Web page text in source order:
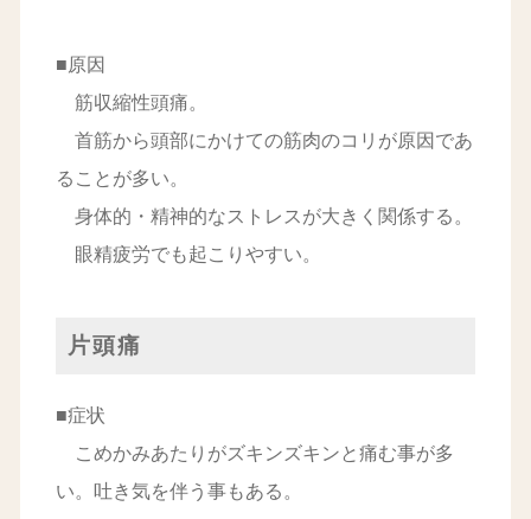
■原因
筋収縮性頭痛。
首筋から頭部にかけての筋肉のコリが原因であ
ることが多い。
身体的・精神的なストレスが大きく関係する。
眼精疲労でも起こりやすい。
片頭痛
■症状
こめかみあたりがズキンズキンと痛む事が多
い。吐き気を伴う事もある。